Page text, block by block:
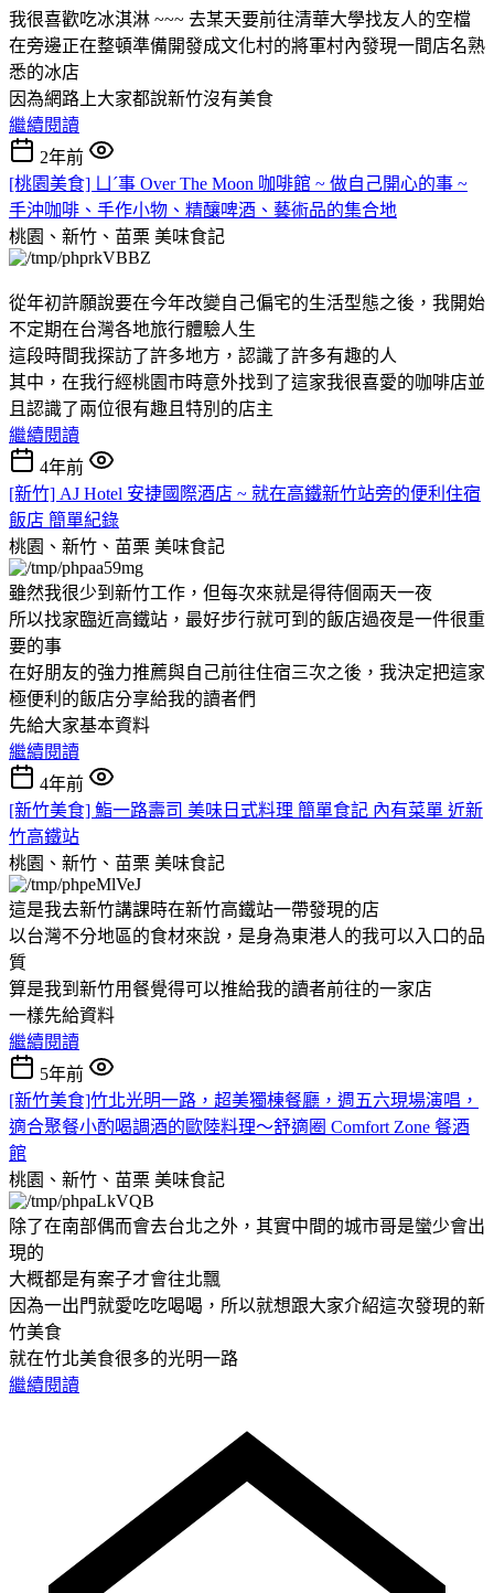
我很喜歡吃冰淇淋 ~~~ 去某天要前往清華大學找友人的空檔
在旁邊正在整頓準備開發成文化村的將軍村內發現一間店名熟
悉的冰店
因為網路上大家都說新竹沒有美食
繼續閱讀
2年前
[桃園美食] ㄩˊ事 Over The Moon 咖啡館 ~ 做自己開心的事 ~
手沖咖啡、手作小物、精釀啤酒、藝術品的集合地
桃園、新竹、苗栗 美味食記
從年初許願說要在今年改變自己偏宅的生活型態之後，我開始
不定期在台灣各地旅行體驗人生
這段時間我探訪了許多地方，認識了許多有趣的人
其中，在我行經桃園市時意外找到了這家我很喜愛的咖啡店並
且認識了兩位很有趣且特別的店主
繼續閱讀
4年前
[新竹] AJ Hotel 安捷國際酒店 ~ 就在高鐵新竹站旁的便利住宿
飯店 簡單紀錄
桃園、新竹、苗栗 美味食記
雖然我很少到新竹工作，但每次來就是得待個兩天一夜
所以找家臨近高鐵站，最好步行就可到的飯店過夜是一件很重
要的事
在好朋友的強力推薦與自己前往住宿三次之後，我決定把這家
極便利的飯店分享給我的讀者們
先給大家基本資料
繼續閱讀
4年前
[新竹美食] 鮨一路壽司 美味日式料理 簡單食記 內有菜單 近新
竹高鐵站
桃園、新竹、苗栗 美味食記
這是我去新竹講課時在新竹高鐵站一帶發現的店
以台灣不分地區的食材來說，是身為東港人的我可以入口的品
質
算是我到新竹用餐覺得可以推給我的讀者前往的一家店
一樣先給資料
繼續閱讀
5年前
[新竹美食]竹北光明一路，超美獨棟餐廳，週五六現場演唱，
適合聚餐小酌喝調酒的歐陸料理～舒適圈 Comfort Zone 餐酒
館
桃園、新竹、苗栗 美味食記
除了在南部偶而會去台北之外，其實中間的城市哥是蠻少會出
現的
大概都是有案子才會往北飄
因為一出門就愛吃吃喝喝，所以就想跟大家介紹這次發現的新
竹美食
就在竹北美食很多的光明一路
繼續閱讀